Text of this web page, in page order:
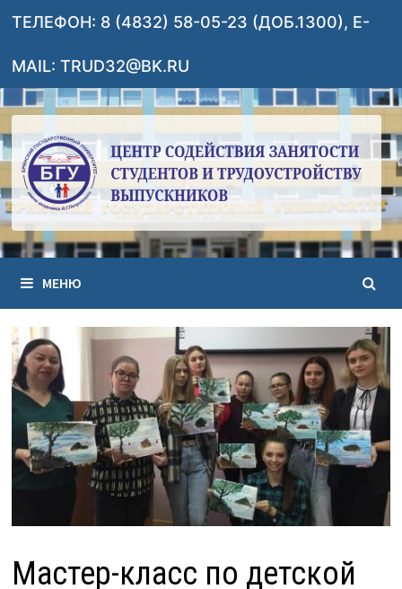
Перейти
содержимому
ТЕЛЕФОН: 8 (4832) 58-05-23 (ДОБ.1300), E-
MAIL: TRUD32@BK.RU
МЕНЮ
Мастер-класс по детской